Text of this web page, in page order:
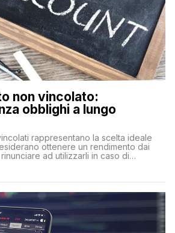
non vincolato:
obblighi a lungo
rappresentano la scelta ideale
ottenere un rendimento dai
ad utilizzarli in caso di
delle forme vincolate tradizionali,
Come funzionano […]